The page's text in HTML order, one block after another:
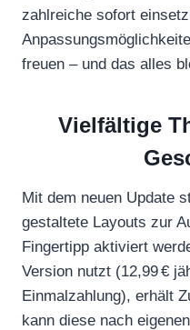
zahlreiche sofort
freuen – und das alles
Vielfältige
Mit dem neuen Update
gestaltete Layouts zur
Fingertipp aktiviert
Version nutzt (12,99 €
Einmalzahlung), erhält
kann diese nach